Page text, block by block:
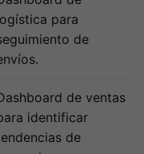
para
de
de ventas
identificar
de